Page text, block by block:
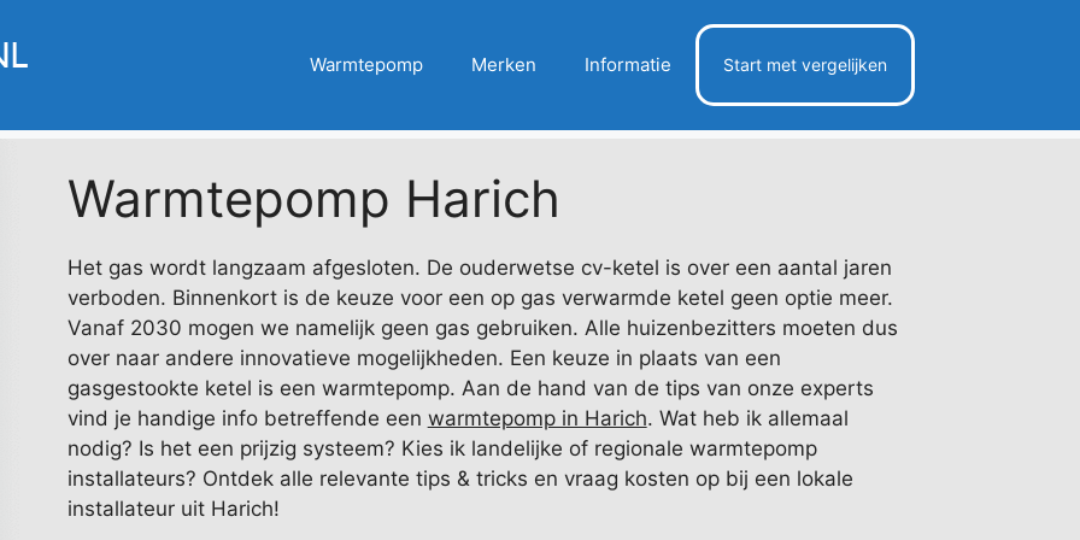
Warmtepomp Merken Informatie Start met vergelijken
Warmtepomp Harich
Het gas wordt langzaam afgesloten. De ouderwetse cv-ketel is over een aantal jaren
verboden. Binnenkort is de keuze voor een op gas verwarmde ketel geen optie meer.
Vanaf 2030 mogen we namelijk geen gas gebruiken. Alle huizenbezitters moeten dus
over naar andere innovatieve mogelijkheden. Een keuze in plaats van een
gasgestookte ketel is een warmtepomp. Aan de hand van de tips van onze experts
vind je handige info betreffende een warmtepomp in Harich. Wat heb ik allemaal
nodig? Is het een prijzig systeem? Kies ik landelijke of regionale warmtepomp
installateurs? Ontdek alle relevante tips & tricks en vraag kosten op bij een lokale
installateur uit Harich!